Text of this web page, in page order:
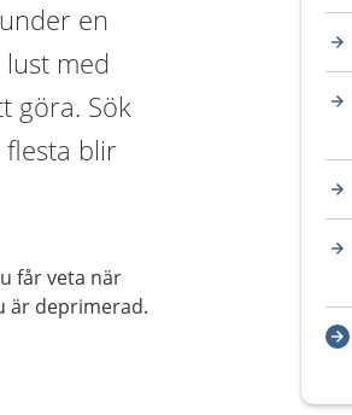
en
med
göra. Sök
blir
får veta när
är deprimerad.